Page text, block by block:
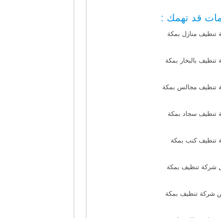
قد تهمك :
تنظيف منازل بمكة
تنظيف بالبخار بمكة
تنظيف مجالس بمكة
تنظيف سجاد بمكة
تنظيف كنب بمكة
شركة تنظيف بمكة
شركة تنظيف بمكة